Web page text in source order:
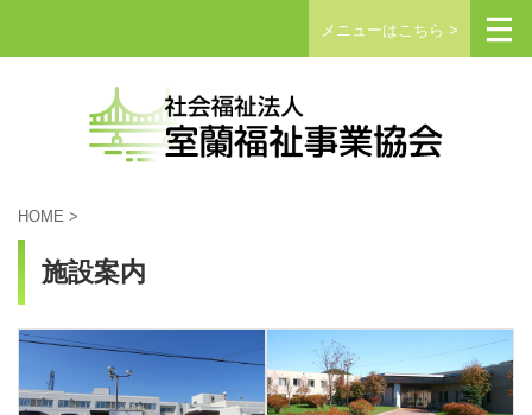
メニューはこちら >
HOME >
施設案内